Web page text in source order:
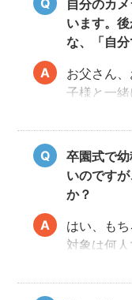
自分のカ
います。
な、「自
お父さん
子様と一
んし、プ
ィもあり
10年後、
たと思っ
卒園式で
いのです
か？
はい、も
対象は何
一緒に素